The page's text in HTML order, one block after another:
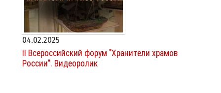
04.02.2025
II Всероссийский форум "Хранители храмов
России". Видеоролик